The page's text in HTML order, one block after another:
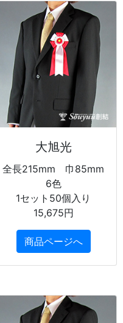
大旭光
全長215mm 巾85mm
6色
1セット50個入り
15,675円
商品ページへ